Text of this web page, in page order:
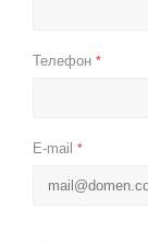
Телефон *
E-mail *